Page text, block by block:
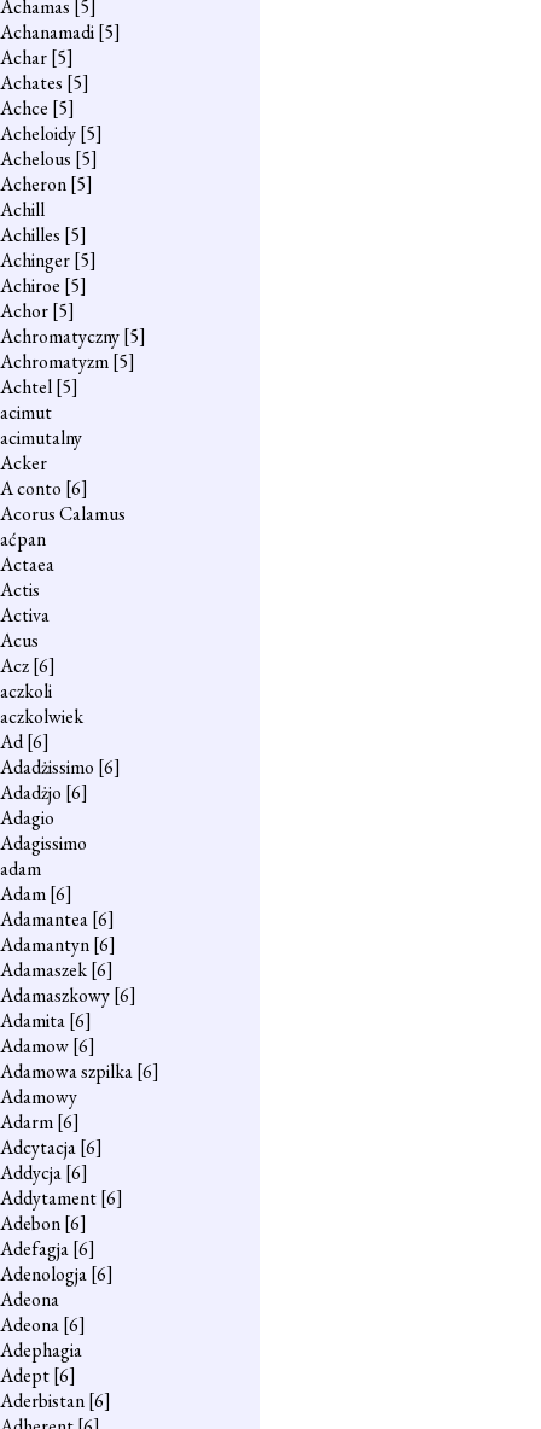
Achamas [5]
Achanamadi[5]
Achar[5]
Achates [5]
Achce [5]
Acheloidy[5]
Achelous [5]
Acheron[5]
Achill
Achilles [5]
Achinger[5]
Achiroe [5]
Achor[5]
Achromatyczny[5]
Achromatyzm[5]
Achtel[5]
acimut
acimutalny
Acker
A conto [6]
Acorus Calamus
aćpan
Actaea
Actis
Activa
Acus
Acz[6]
aczkoli
aczkolwiek
Ad[6]
Adadżissimo [6]
Adadżjo [6]
Adagio
Adagissimo
adam
Adam[6]
Adamantea[6]
Adamantyn[6]
Adamaszek[6]
Adamaszkowy[6]
Adamita[6]
Adamow[6]
Adamowa szpilka[6]
Adamowy
Adarm[6]
Adcytacja[6]
Addycja[6]
Addytament[6]
Adebon[6]
Adefagja[6]
Adenologja[6]
Adeona
Adeona[6]
Adephagia
Adept[6]
Aderbistan[6]